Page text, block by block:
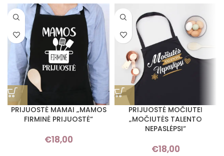
PRIJUOSTĖ MAMAI „MAMOS
FIRMINĖ PRIJUOSTĖ“
€18,00
PRIJUOSTĖ MOČIUTEI
„MOČIUTĖS TALENTO
NEPASLĖPSI“
€18,00